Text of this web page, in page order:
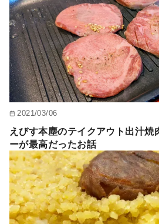
2021/03/06
えびす本塵のテイクアウト出汁焼
ーが最高だったお話